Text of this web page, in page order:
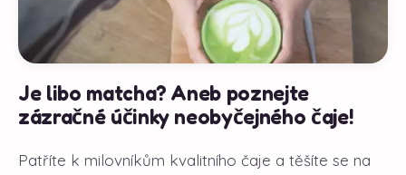
Je libo matcha? Aneb poznejte
zázračné účinky neobyčejného čaje!
Patříte k milovníkům kvalitního čaje a těšíte se na